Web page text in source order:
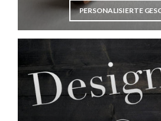
PERSONALISIERTE